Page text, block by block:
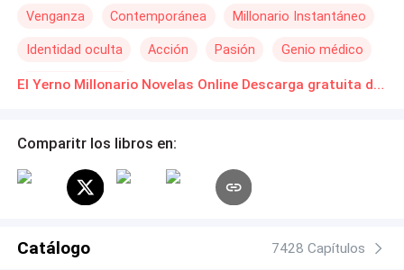
Venganza Contemporánea Millonario Instantáneo
Identidad oculta Acción Pasión Genio médico
De Débil a Fuerte El Yerno Millonario Novelas Online Descarga gratuita de PDF
Comparitr los libros en:
Catálogo 7428 Capítulos